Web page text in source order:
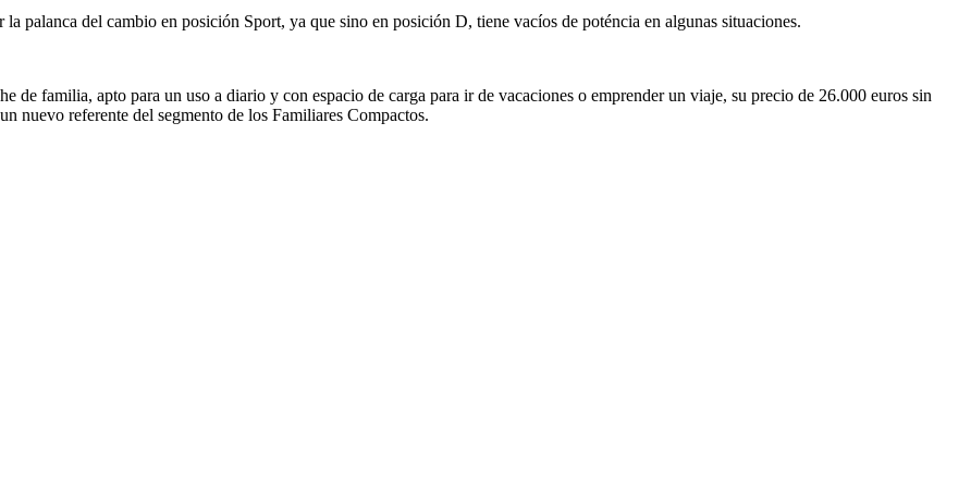
palanca del cambio en posición Sport, ya que sino en posición D, tiene vacíos de poténcia en algunas situaciones.
de familia, apto para un uso a diario y con espacio de carga para ir de vacaciones o emprender un viaje, su precio de 26.000 euros sin
nuevo referente del segmento de los Familiares Compactos.